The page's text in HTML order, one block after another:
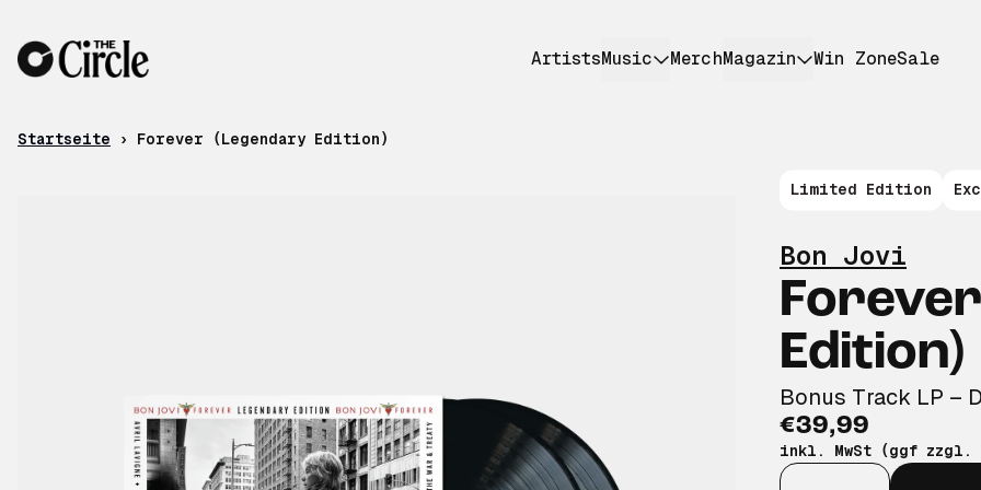
ArtistsMusic MerchMagazin Win ZoneSale
Startseite › Forever (Legendary Edition)
Bon Jovi
Edition)
Bonus Track LP –
€39,99
inkl. MwSt (ggf zzgl.
Anzahl
Limited Edition